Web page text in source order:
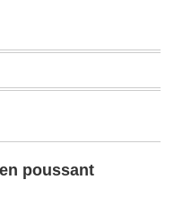
poussant